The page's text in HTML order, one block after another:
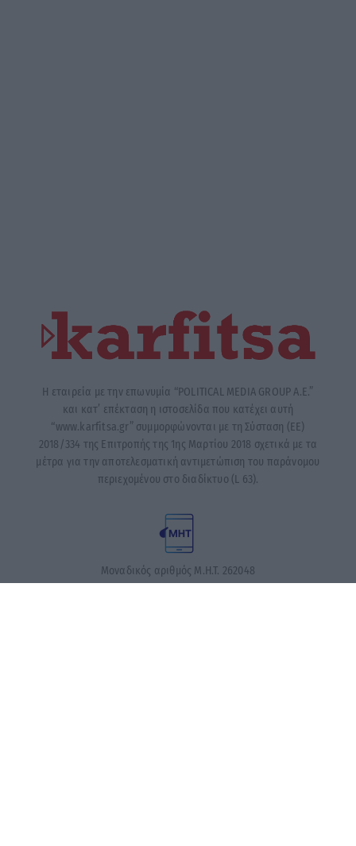
Η εταιρεία με την επωνυμία “POLITICAL MEDIA GROUP A.E.”
και κατ’ επέκταση η ιστοσελίδα που κατέχει αυτή
“www.karfitsa.gr” συμμορφώνονται με τη Σύσταση (ΕΕ)
2018/334 της Επιτροπής της 1ης Μαρτίου 2018 σχετικά με τα
μέτρα για την αποτελεσματική αντιμετώπιση του παράνομου
περιεχομένου στο διαδίκτυο (L 63).
Μοναδικός αριθμός Μ.Η.Τ. 262048